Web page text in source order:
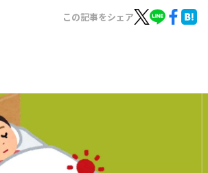
ズ
この記事をシェア